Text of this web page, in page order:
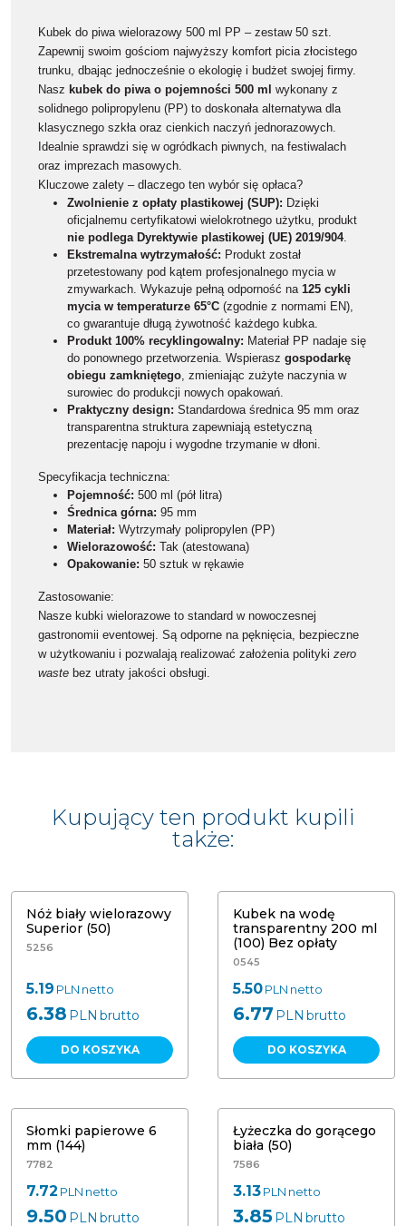
Kubek do piwa wielorazowy 500 ml PP – zestaw 50 szt.
Zapewnij swoim gościom najwyższy komfort picia złocistego
trunku, dbając jednocześnie o ekologię i budżet swojej firmy.
Nasz kubek do piwa o pojemności 500 ml wykonany z
solidnego polipropylenu (PP) to doskonała alternatywa dla
klasycznego szkła oraz cienkich naczyń jednorazowych.
Idealnie sprawdzi się w ogródkach piwnych, na festiwalach
oraz imprezach masowych.
Kluczowe zalety – dlaczego ten wybór się opłaca?
Zwolnienie z opłaty plastikowej (SUP): Dzięki
oficjalnemu certyfikatowi wielokrotnego użytku, produkt
nie podlega Dyrektywie plastikowej (UE) 2019/904.
Ekstremalna wytrzymałość: Produkt został
przetestowany pod kątem profesjonalnego mycia w
zmywarkach. Wykazuje pełną odporność na 125 cykli
mycia w temperaturze 65°C (zgodnie z normami EN),
co gwarantuje długą żywotność każdego kubka.
Produkt 100% recyklingowalny: Materiał PP nadaje się
do ponownego przetworzenia. Wspierasz gospodarkę
obiegu zamkniętego , zmieniając zużyte naczynia w
surowiec do produkcji nowych opakowań.
Praktyczny design: Standardowa średnica 95 mm oraz
transparentna struktura zapewniają estetyczną
prezentację napoju i wygodne trzymanie w dłoni.
Specyfikacja techniczna:
Pojemność: 500 ml (pół litra)
Średnica górna: 95 mm
Materiał: Wytrzymały polipropylen (PP)
Wielorazowość: Tak (atestowana)
Opakowanie: 50 sztuk w rękawie
Zastosowanie:
Nasze kubki wielorazowe to standard w nowoczesnej
gastronomii eventowej. Są odporne na pęknięcia, bezpieczne
w użytkowaniu i pozwalają realizować założenia polityki zero
waste bez utraty jakości obsługi.
Kupujący ten produkt kupili
także:
Nóż biały wielorazowy
Superior (50)
5256
5.19 PLN netto
6.38 PLN brutto
DO KOSZYKA
Kubek na wodę
transparentny 200 ml
(100) Bez opłaty
0545
5.50PLN netto
6.77 PLN brutto
DO KOSZYKA
Słomki papierowe 6
mm (144)
7782
7.72 PLN netto
9.50 PLN brutto
Łyżeczka do gorącego
biała (50)
7586
3.13PLN netto
3.85PLN brutto